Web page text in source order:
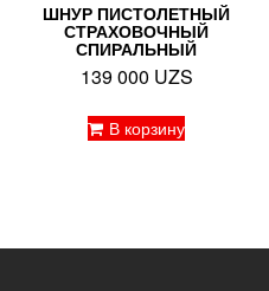
ШНУР ПИСТОЛЕТНЫЙ
СТРАХОВОЧНЫЙ
СПИРАЛЬНЫЙ
139 000 UZS
В корзину